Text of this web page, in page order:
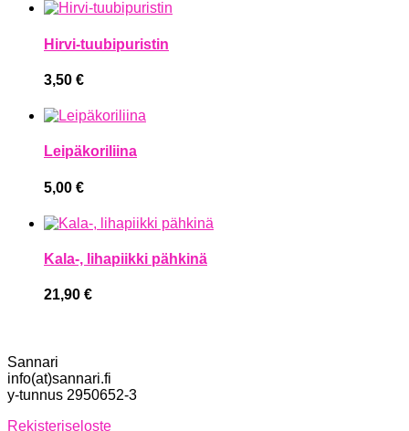
Hirvi-tuubipuristin
3,50 €
Leipäkoriliina
5,00 €
Kala-, lihapiikki pähkinä
21,90 €
Sannari
info(at)sannari.fi
y-tunnus 2950652-3
Rekisteriseloste